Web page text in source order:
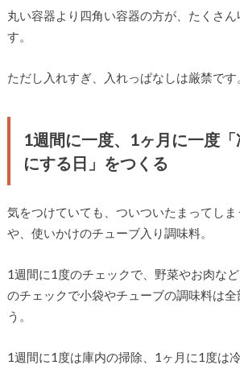
丸い容器より四角い容器の方が、たくさ
す。
ただし入れすぎ、入れっぱなしは厳禁です
1週間に一度、1ヶ月に一度
にする日」をつくる
気をつけていても、ついついたまってし
や、使いかけのチューブ入り調味料。
1週間に1度のチェックで、野菜やお肉な
のチェックで小袋やチューブの調味料は全
う。
1週間に1度は庫内の掃除、1ヶ月に1度は